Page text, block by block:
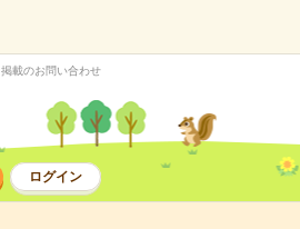
掲載のお問い合わせ
ログイン